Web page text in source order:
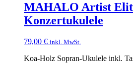
MAHALO Artist
Konzertukulele
79,00 € inkl. MwSt.
Koa-Holz Sopran-Ukulele inkl.